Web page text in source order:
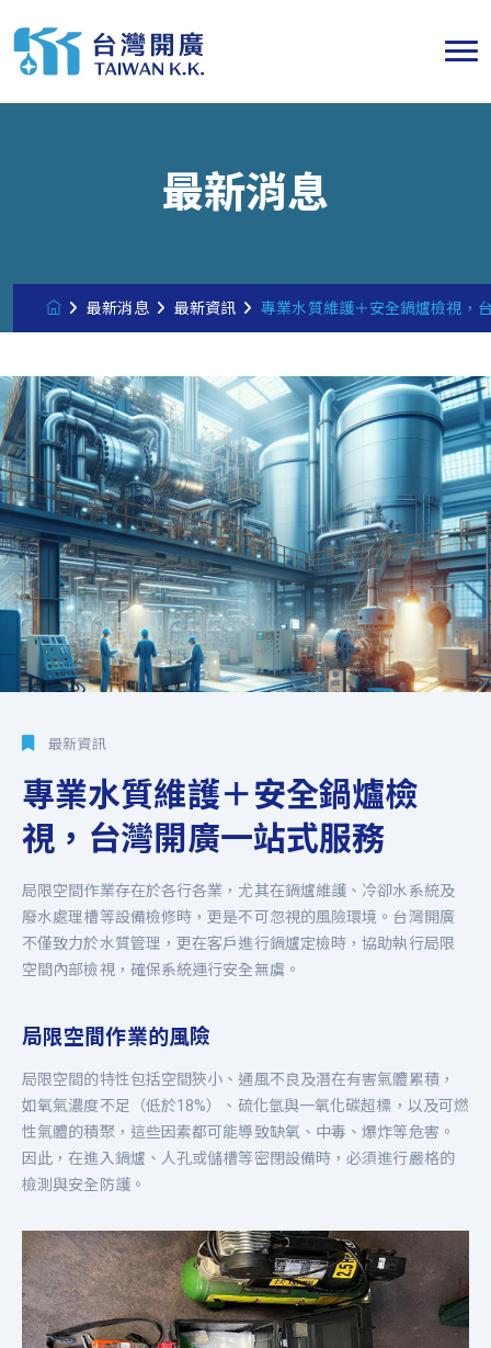
最新消息
最新消息 最新資訊 專業水質維護＋安全鍋爐檢視，
最新資訊
專業水質維護＋安全鍋爐檢
視，台灣開廣一站式服務
局限空間作業存在於各行各業，尤其在鍋爐維護、冷卻水系統及
廢水處理槽等設備檢修時，更是不可忽視的風險環境。台灣開廣
不僅致力於水質管理，更在客戶進行鍋爐定檢時，協助執行局限
空間內部檢視，確保系統運行安全無虞。
局限空間作業的風險
局限空間的特性包括空間狹小、通風不良及潛在有害氣體累積，
如氧氣濃度不足（低於18%）、硫化氫與一氧化碳超標，以及可燃
性氣體的積聚，這些因素都可能導致缺氧、中毒、爆炸等危害。
因此，在進入鍋爐、人孔或儲槽等密閉設備時，必須進行嚴格的
檢測與安全防護。